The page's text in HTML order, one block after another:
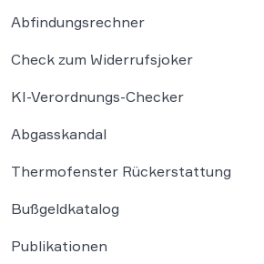
Abfindungsrechner
Check zum Widerrufsjoker
KI-Verordnungs-Checker
Abgasskandal
Thermofenster Rückerstattung
Bußgeldkatalog
Publikationen